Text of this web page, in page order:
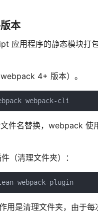
本
应用程序的静态模块打
4+ 版本）。
webpack-cli
件名替换，webpack
（清理文件夹）：
webpack-plugin
是清理文件夹，由于每